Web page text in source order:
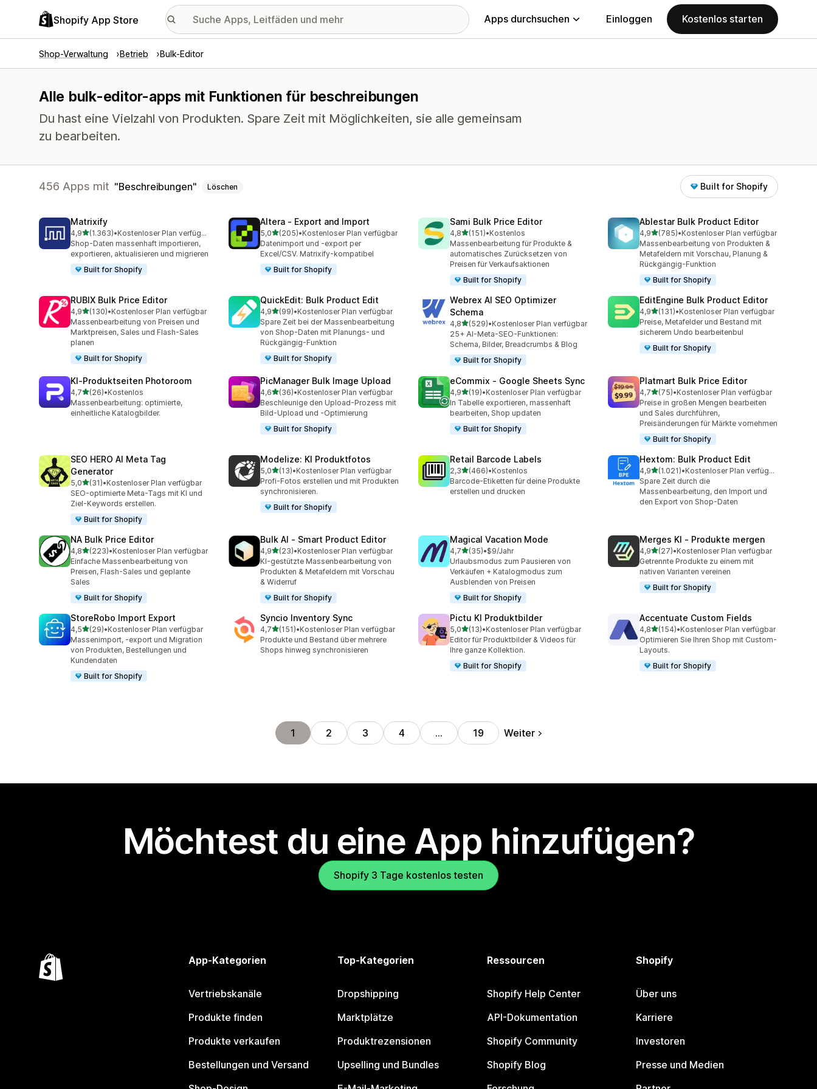
Shopify App Store Apps durchsuchen Einloggen Kostenlos starten
Shop-Verwaltung Betrieb Bulk-Editor
Alle bulk-editor-apps mit Funktionen für beschreibungen
Du hast eine Vielzahl von Produkten. Spare Zeit mit Möglichkeiten, sie alle gemeinsam
zu bearbeiten.
456 Apps mit Beschreibungen Löschen Built for Shopify
Matrixify
4,9von 5 Sternen
(1.363)
1363 Rezensionen insgesamt
•
Kostenloser Plan verfügbar
Shop-Daten massenhaft importieren,
exportieren, aktualisieren und migrieren
Built for Shopify
Altera ‑ Export and Import
5,0von 5 Sternen
(205)
205 Rezensionen insgesamt
•Kostenloser Plan verfügbar
Datenimport und -export per
Excel/CSV. Matrixify-kompatibel
Built for Shopify
Sami Bulk Price Editor
4,8von 5 Sternen
(151)
151 Rezensionen insgesamt
•Kostenlos
Massenbearbeitung für Produkte &
automatisches Zurücksetzen von
Preisen für Verkaufsaktionen
Built for Shopify
Ablestar Bulk Product Editor
4,9von 5 Sternen
(785)
785 Rezensionen insgesamt
•Kostenloser Plan verfügbar
Massenbearbeitung von Produkten &
Metafeldern mit Vorschau, Planung &
Rückgängig-Funktion
Built for Shopify
RUBIX Bulk Price Editor
4,9von 5 Sternen
(130)
130 Rezensionen insgesamt
•Kostenloser Plan verfügbar
Massenbearbeitung von Preisen und
Marktpreisen, Sales und Flash-Sales
planen
Built for Shopify
QuickEdit: Bulk Product Edit
4,9von 5 Sternen
(99)
99 Rezensionen insgesamt
•Kostenloser Plan verfügbar
Spare Zeit bei der Massenbearbeitung
von Shop-Daten mit Planungs- und
Rückgängig-Funktion
Built for Shopify
Webrex AI SEO Optimizer
Schema
4,8von 5 Sternen
(529)
529 Rezensionen insgesamt
•Kostenloser Plan verfügbar
25+ AI-Meta-SEO-Funktionen:
Schema, Bilder, Breadcrumbs & Blog
Built for Shopify
EditEngine Bulk Product Editor
4,9von 5 Sternen
(131)
131 Rezensionen insgesamt
•Kostenloser Plan verfügbar
Preise, Metafelder und Bestand mit
sicherem Undo bearbeitenbul
Built for Shopify
KI‑Produktseiten Photoroom
4,7von 5 Sternen
(26)
26 Rezensionen insgesamt
•Kostenlos
Massenbearbeitung: optimierte,
einheitliche Katalogbilder.
PicManager Bulk Image Upload
4,6von 5 Sternen
(36)
36 Rezensionen insgesamt
•Kostenloser Plan verfügbar
Beschleunige den Upload-Prozess mit
Bild-Upload und -Optimierung
Built for Shopify
eCommix ‑ Google Sheets Sync
4,9von 5 Sternen
(19)
19 Rezensionen insgesamt
•Kostenloser Plan verfügbar
In Tabelle exportieren, massenhaft
bearbeiten, Shop updaten
Built for Shopify
Platmart Bulk Price Editor
4,7von 5 Sternen
(75)
75 Rezensionen insgesamt
•Kostenloser Plan verfügbar
Preise in großen Mengen bearbeiten
und Sales durchführen,
Preisänderungen für Märkte vornehmen
Built for Shopify
SEO HERO AI Meta Tag
Generator
5,0von 5 Sternen
(31)
31 Rezensionen insgesamt
•Kostenloser Plan verfügbar
SEO-optimierte Meta-Tags mit KI und
Ziel-Keywords erstellen.
Built for Shopify
Modelize: KI Produktfotos
5,0von 5 Sternen
(13)
13 Rezensionen insgesamt
•Kostenloser Plan verfügbar
Profi-Fotos erstellen und mit Produkten
synchronisieren.
Built for Shopify
Retail Barcode Labels
2,3von 5 Sternen
(466)
466 Rezensionen insgesamt
•Kostenlos
Barcode-Etiketten für deine Produkte
erstellen und drucken
Hextom: Bulk Product Edit
4,9von 5 Sternen
(1.021)
1021 Rezensionen insgesamt
•
Kostenloser Plan verfügbar
Spare Zeit durch die
Massenbearbeitung, den Import und
den Export von Shop-Daten
NA Bulk Price Editor
4,8von 5 Sternen
(223)
223 Rezensionen insgesamt
•Kostenloser Plan verfügbar
Einfache Massenbearbeitung von
Preisen, Flash-Sales und geplante
Sales
Built for Shopify
Bulk AI ‑ Smart Product Editor
4,9von 5 Sternen
(23)
23 Rezensionen insgesamt
•Kostenloser Plan verfügbar
KI-gestützte Massenbearbeitung von
Produkten & Metafeldern mit Vorschau
& Widerruf
Built for Shopify
Magical Vacation Mode
4,7von 5 Sternen
(35)
35 Rezensionen insgesamt
•$9/Jahr
Urlaubsmodus zum Pausieren von
Verkäufen + Katalogmodus zum
Ausblenden von Preisen
Built for Shopify
Merges KI ‑ Produkte mergen
4,9von 5 Sternen
(27)
27 Rezensionen insgesamt
•Kostenloser Plan verfügbar
Getrennte Produkte zu einem mit
nativen Varianten vereinen
Built for Shopify
StoreRobo Import Export
4,5von 5 Sternen
(29)
29 Rezensionen insgesamt
•Kostenloser Plan verfügbar
Massenimport, -export und Migration
von Produkten, Bestellungen und
Kundendaten
Built for Shopify
Syncio Inventory Sync
4,7von 5 Sternen
(151)
151 Rezensionen insgesamt
•Kostenloser Plan verfügbar
Produkte und Bestand über mehrere
Shops hinweg synchronisieren
Pictu KI Produktbilder
5,0von 5 Sternen
(13)
13 Rezensionen insgesamt
•Kostenloser Plan verfügbar
Editor für Produktbilder & Videos für
Ihre ganze Kollektion.
Built for Shopify
Accentuate Custom Fields
4,8von 5 Sternen
(154)
154 Rezensionen insgesamt
•Kostenloser Plan verfügbar
Optimieren Sie Ihren Shop mit Custom-
Layouts.
Built for Shopify
1 2 3 4 … 19 Weiter
Möchtest du eine App hinzufügen?
Shopify 3 Tage kostenlos testen
App-Kategorien
Vertriebskanäle
Produkte finden
Produkte verkaufen
Bestellungen und Versand
Top-Kategorien
Dropshipping
Marktplätze
Produktrezensionen
Upselling und Bundles
Ressourcen
Shopify Help Center
API-Dokumentation
Shopify Community
Shopify Blog
Shopify
Über uns
Karriere
Investoren
Presse und Medien